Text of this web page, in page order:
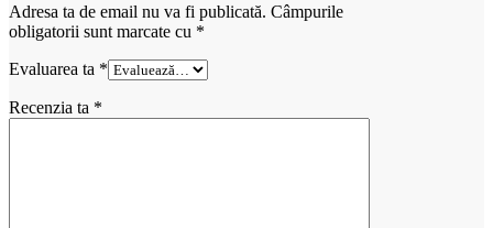
Adresa ta de email nu va fi publicată. Câmpurile
obligatorii sunt marcate cu *
Evaluarea ta *
Recenzia ta *